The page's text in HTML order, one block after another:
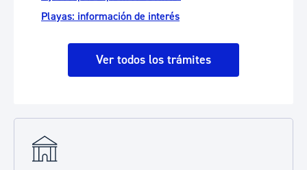
Playas: información de interés
Ver todos los trámites